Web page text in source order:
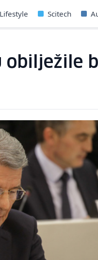
Lifestyle Scitech
obilježile